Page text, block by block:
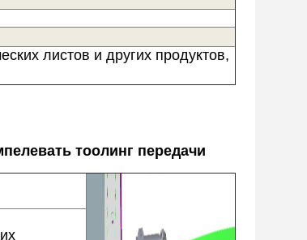
листов и других продуктов,
тоолинг передачи